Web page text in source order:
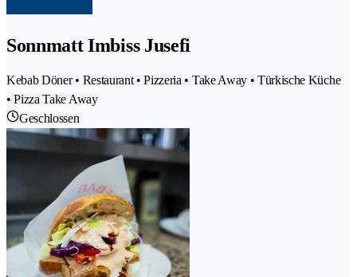
Sonnmatt Imbiss Jusefi
Kebab Döner • Restaurant • Pizzeria • Take Away • Türkische Küche
• Pizza Take Away
Geschlossen